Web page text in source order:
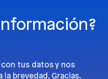
tus datos y nos
brevedad, Gracias.